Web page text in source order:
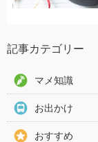
記事カテゴリー
マメ知識
お出かけ
おすすめ